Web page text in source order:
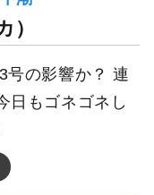
）
号の影響か？ 連
日もゴネゴネし